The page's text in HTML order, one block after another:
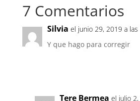
7 Comentarios
Silvia el junio 29, 2019 a las
Y que hago para corregir
Tere Bermea el julio